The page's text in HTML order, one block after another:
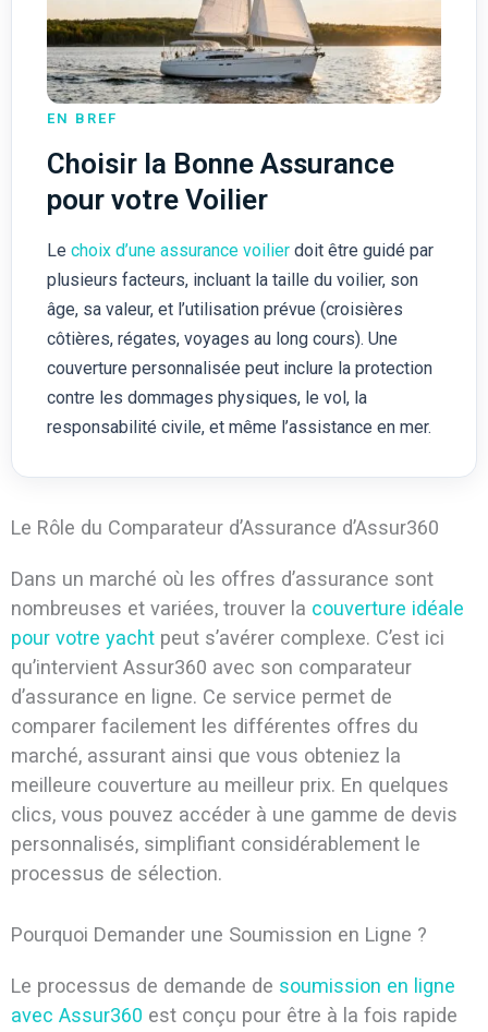
EN BREF
Choisir la Bonne Assurance
pour votre Voilier
Le choix d’une assurance voilierdoit être guidé par
plusieurs facteurs, incluant la taille du voilier, son
âge, sa valeur, et l’utilisation prévue (croisières
côtières, régates, voyages au long cours). Une
couverture personnalisée peut inclure la protection
contre les dommages physiques, le vol, la
responsabilité civile, et même l’assistance en mer.
Le Rôle du Comparateur d’Assurance d’Assur360
Dans un marché où les offres d’assurance sont
nombreuses et variées, trouver la couverture idéale
pour votre yachtpeut s’avérer complexe. C’est ici
qu’intervient Assur360 avec son comparateur
d’assurance en ligne. Ce service permet de
comparer facilement les différentes offres du
marché, assurant ainsi que vous obteniez la
meilleure couverture au meilleur prix. En quelques
clics, vous pouvez accéder à une gamme de devis
personnalisés, simplifiant considérablement le
processus de sélection.
Pourquoi Demander une Soumission en Ligne ?
Le processus de demande de soumission en ligne
avec Assur360 est conçu pour être à la fois rapide